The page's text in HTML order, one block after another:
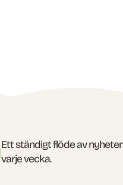
Ett ständigt flöde av nyheter
varje vecka.